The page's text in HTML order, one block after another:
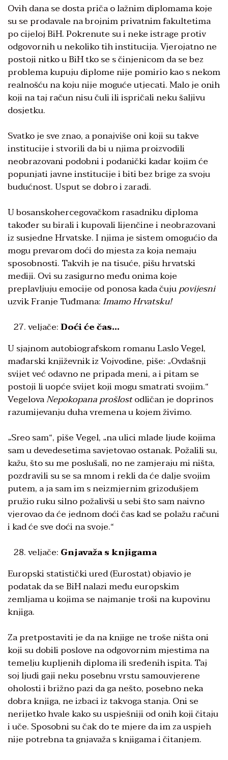
Ovih dana se dosta priča o lažnim diplomama koje
su se prodavale na brojnim privatnim fakultetima
po cijeloj BiH. Pokrenute su i neke istrage protiv
odgovornih u nekoliko tih institucija. Vjerojatno ne
postoji nitko u BiH tko se s činjenicom da se bez
problema kupuju diplome nije pomirio kao s nekom
realnošću na koju nije moguće utjecati. Malo je onih
koji na taj račun nisu čuli ili ispričali neku šaljivu
dosjetku.
Svatko je sve znao, a ponajviše oni koji su takve
institucije i stvorili da bi u njima proizvodili
neobrazovani podobni i podanički kadar kojim će
popunjati javne institucije i biti bez brige za svoju
budućnost. Usput se dobro i zaradi.
U bosanskohercegovačkom rasadniku diploma
također su birali i kupovali lijenčine i neobrazovani
iz susjedne Hrvatske. I njima je sistem omogućio da
mogu prevarom doći do mjesta za koja nemaju
sposobnosti. Takvih je na tisuće, pišu hrvatski
mediji. Ovi su zasigurno među onima koje
preplavljuju emocije od ponosa kada čujupovijesni
uzvik Franje Tuđmana:Imamo Hrvatsku!
veljače:Doći će čas…
U sjajnom autobiografskom romanu Laslo Vegel,
mađarski književnik iz Vojvodine, piše: „Ovdašnji
svijet već odavno ne pripada meni, a i pitam se
postoji li uopće svijet koji mogu smatrati svojim.“
VegelovaNepokopana prošlostodličan je doprinos
razumijevanju duha vremena u kojem živimo.
„Sreo sam“, piše Vegel, „na ulici mlade ljude kojima
sam u devedesetima savjetovao ostanak. Požalili su,
kažu, što su me poslušali, no ne zamjeraju mi ništa,
pozdravili su se sa mnom i rekli da će dalje svojim
putem, a ja sam im s neizmjernim grizodušjem
pružio ruku silno požalivši u sebi što sam naivno
vjerovao da će jednom doći čas kad se polažu računi
i kad će sve doći na svoje.“
veljače: Gnjavaža s knjigama
Europski statistički ured (Eurostat) objavio je
podatak da se BiH nalazi među europskim
zemljama u kojima se najmanje troši na kupovinu
knjiga.
Za pretpostaviti je da na knjige ne troše ništa oni
koji su dobili poslove na odgovornim mjestima na
temelju kupljenih diploma ili sređenih ispita. Taj
soj ljudi gaji neku posebnu vrstu samouvjerene
oholosti i brižno pazi da ga nešto, posebno neka
dobra knjiga, ne izbaci iz takvoga stanja. Oni se
nerijetko hvale kako su uspješniji od onih koji čitaju
i uče. Sposobni su čak do te mjere da im za uspjeh
nije potrebna ta gnjavaža s knjigama i čitanjem.